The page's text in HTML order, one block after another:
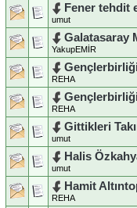
Fener tehdit
umut
Galatasaray
YakupEMİR
REHA
REHA
Gittikleri
umut
Halis
umut
Hamit
REHA